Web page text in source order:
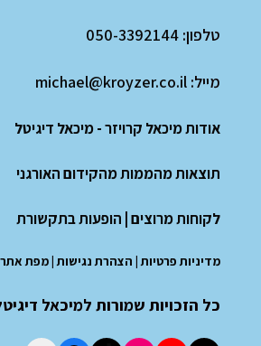
טלפון: 050-3392144
מייל: michael@kroyzer.co.il
אודות מיכאל קרויזר - מיכאל דיגיטל
תוצאות מהממות מהקידום האורגני
לקוחות מרוצים הופעות בתקשורת
מדיניות פרטיות| הצהרת נגישות|מפת אתר
כל הזכויות שמורות למיכאל